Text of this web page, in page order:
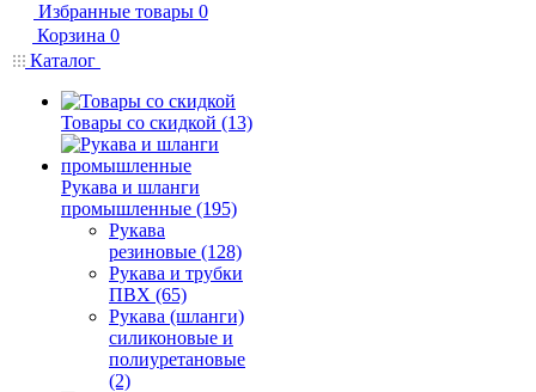
Избранные товары 0
Корзина 0
Каталог
Товары со скидкой (13)
Рукава и шланги
промышленные (195)
Рукава
резиновые (128)
Рукава и трубки
ПВХ (65)
Рукава (шланги)
силиконовые и
полиуретановые
(2)